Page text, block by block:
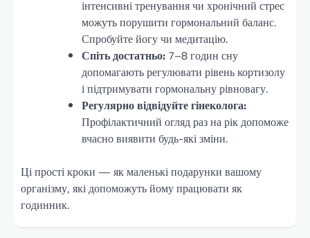
інтенсивні тренування чи хронічний стрес
можуть порушити гормональний баланс.
Спробуйте йогу чи медитацію.
Спіть достатньо: 7–8 годин сну
допомагають регулювати рівень кортизолу
і підтримувати гормональну рівновагу.
Регулярно відвідуйте гінеколога:
Профілактичний огляд раз на рік допоможе
вчасно виявити будь-які зміни.
Ці прості кроки — як маленькі подарунки вашому
організму, які допоможуть йому працювати як
годинник.